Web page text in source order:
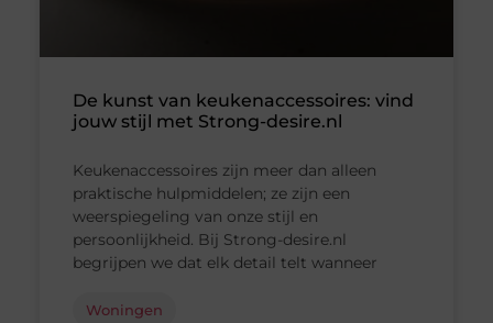
De kunst van keukenaccessoires: vind
jouw stijl met Strong-desire.nl
Keukenaccessoires zijn meer dan alleen
praktische hulpmiddelen; ze zijn een
weerspiegeling van onze stijl en
persoonlijkheid. Bij Strong-desire.nl
begrijpen we dat elk detail telt wanneer
Woningen